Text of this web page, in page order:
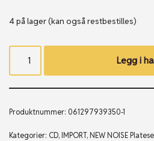
4 på lager (kan også restbestilles)
Legg i
Produktnummer: 061297939350-1
Kategorier: CD, IMPORT, NEW NOISE